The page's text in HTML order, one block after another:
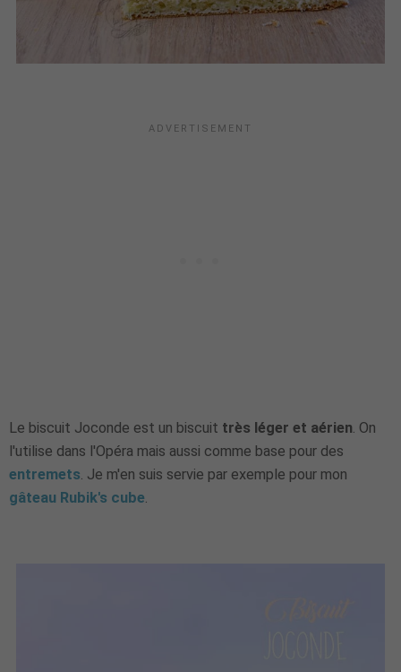
Le biscuit Joconde est un biscuit très léger et aérien. On
l'utilise dans l'Opéra mais aussi comme base pour des
entremets. Je m'en suis servie par exemple pour mon
gâteau Rubik's cube.